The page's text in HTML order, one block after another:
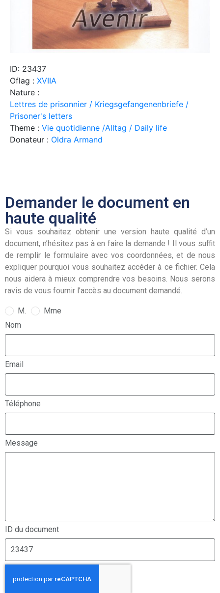
ID: 23437
Oflag : XVIIA
Nature :
Lettres de prisonnier / Kriegsgefangenenbriefe /
Prisoner's letters
Theme : Vie quotidienne /Alltag / Daily life
Donateur : Oldra Armand
Demander le document en
haute qualité
Si vous souhaitez obtenir une version haute qualité d’un
document, n’hésitez pas à en faire la demande ! Il vous suffit
de remplir le formulaire avec vos coordonnées, et de nous
expliquer pourquoi vous souhaitez accéder à ce fichier. Cela
nous aidera à mieux comprendre vos besoins. Nous serons
ravis de vous fournir l’accès au document demandé.
M.
Mme
Nom
Email
Téléphone
Message
ID du document